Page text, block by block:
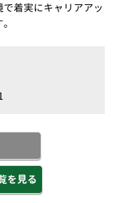
着実にキャリアアッ
を見る